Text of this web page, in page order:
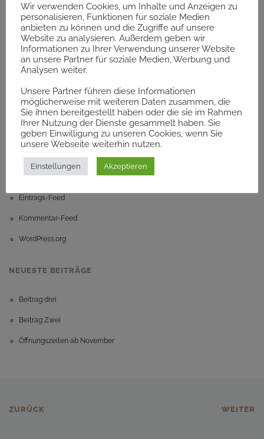
ARCHIV
Juli 2026
September 2021
KATEGORIEN
Allgemein
META
Anmelden
Eintrags-Feed
Kommentar-Feed
WordPress.org
NEUESTE BEITRÄGE
Beitrag drei
Beitrag Zwei
Öffnungszeiten ab November
ZURÜCK WEITER
Wir verwenden Cookies, um Inhalte und Anzeigen zu
personalisieren, Funktionen für soziale Medien
anbieten zu können und die Zugriffe auf unsere
Website zu analysieren. Außerdem geben wir
Informationen zu Ihrer Verwendung unserer Website
an unsere Partner für soziale Medien, Werbung und
Analysen weiter.
Unsere Partner führen diese Informationen
möglicherweise mit weiteren Daten zusammen, die
Sie ihnen bereitgestellt haben oder die sie im Rahmen
Ihrer Nutzung der Dienste gesammelt haben. Sie
geben Einwilligung zu unseren Cookies, wenn Sie
unsere Webseite weiterhin nutzen.
Einstellungen Akzeptieren